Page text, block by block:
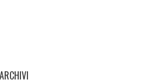
ARCHIVI